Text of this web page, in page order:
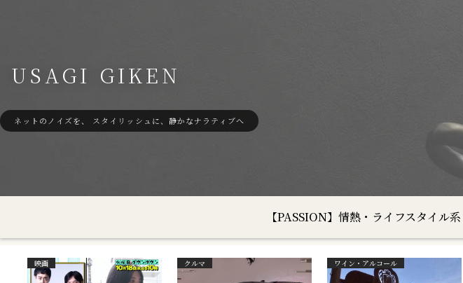
USAGI GIKEN
ネットのノイズを、 スタイリッシュに、静かなナラティブへ
【PASSION】情熱・ライフスタイル系
映画 クルマ ワイン・アルコール